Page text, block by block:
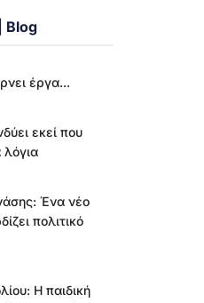
Blog
έργα...
εκεί που
Ένα νέο
πολιτικό
Η παιδική